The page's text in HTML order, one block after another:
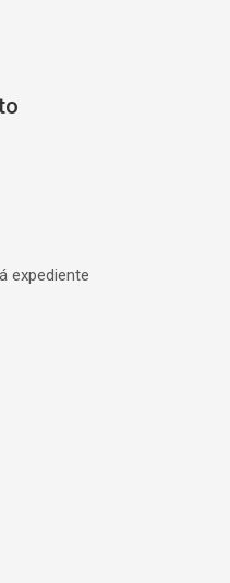
expediente